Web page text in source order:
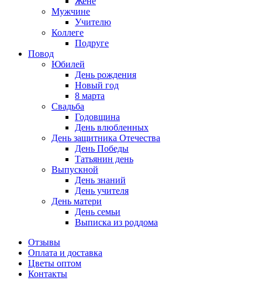
Мужчине
Учителю
Коллеге
Подруге
Повод
Юбилей
День рождения
Новый год
8 марта
Свадьба
Годовщина
День влюбленных
День защитника Отечества
День Победы
Татьянин день
Выпускной
День знаний
День учителя
День матери
День семьи
Выписка из роддома
Отзывы
Оплата и доставка
Цветы оптом
Контакты